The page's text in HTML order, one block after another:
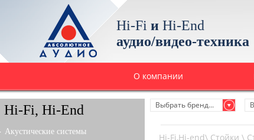
Hi-Fi и Hi-End
аудио/видео-техника
О компании
Выбрать бренд...
Hi-Fi,Hi-end\ Стойки \
Hi-Fi, Hi-End
Акустические системы